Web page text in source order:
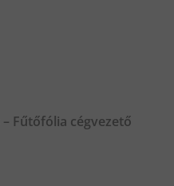
Fűtőfólia cégvezető